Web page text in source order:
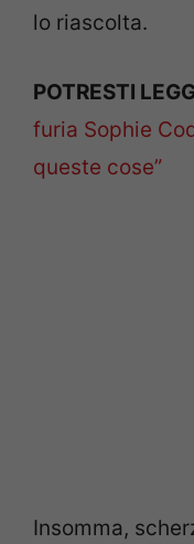
lo riascolta.
POTRESTI
furia Sophie
queste cose”
Insomma,